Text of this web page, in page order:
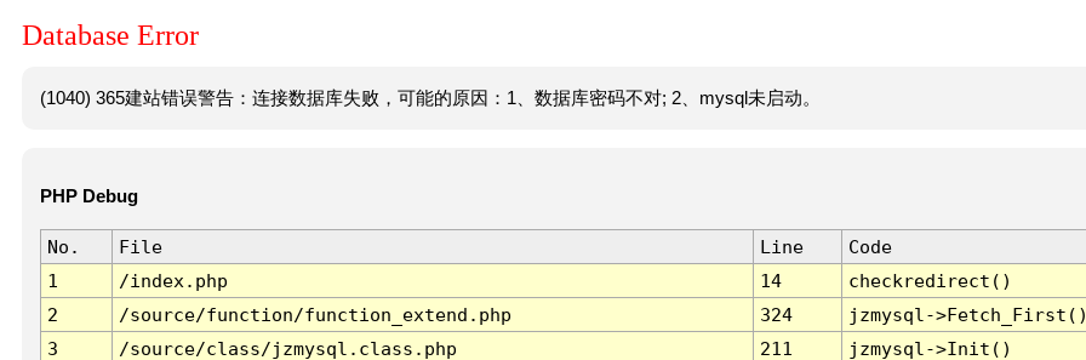
Database Error
(1040) 365建站错误警告：连接数据库失败，可能的原因：1、数据库密码不对; 2、mysql未启动。
PHP Debug
No. File Line
Code
1
/index.php 14
checkredirect()
2
/source/function/function_extend.php 324
jzmysql-
3
/source/class/jzmysql.class.php 211
jzmysql->Init()